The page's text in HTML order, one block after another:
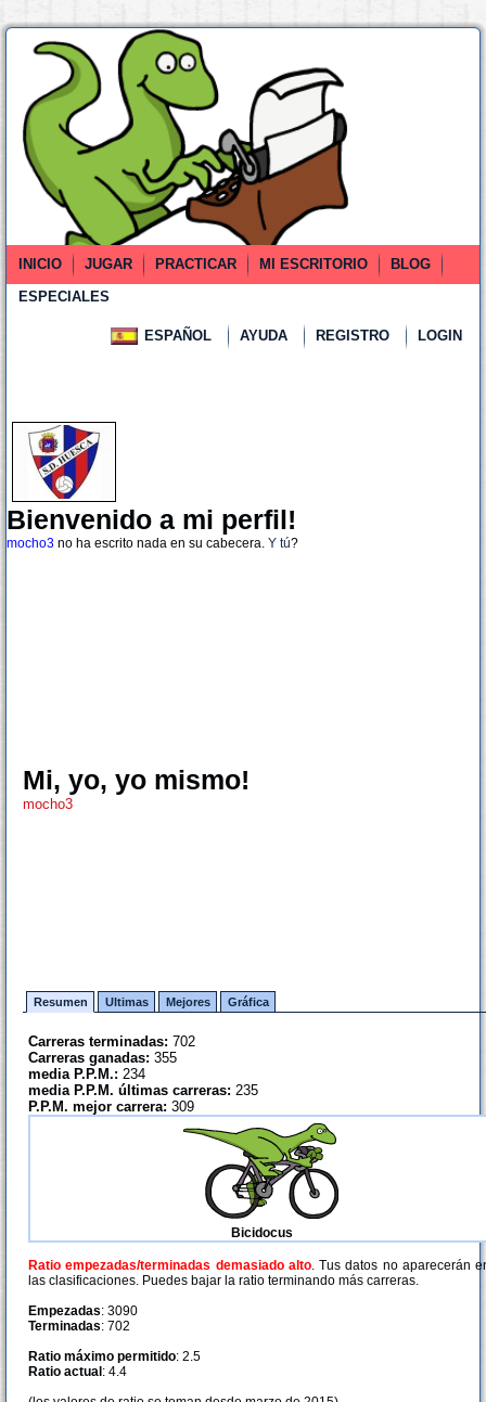
INICIO JUGAR PRACTICAR MI ESCRITORIO
BLOG
ESPECIALES
ESPAÑOL AYUDA REGISTRO LOGIN
Bienvenido a mi perfil!
mocho3 no ha escrito nada en su cabecera. Y tú?
Mi, yo, yo mismo!
mocho3
Resumen Ultimas Mejores Gráfica
Carreras terminadas: 702
Carreras ganadas: 355
media P.P.M.: 234
media P.P.M. últimas carreras: 235
P.P.M. mejor carrera: 309
Bicidocus
Ratio empezadas/terminadas demasiado alto. Tus datos no aparecerán
las clasificaciones. Puedes bajar la ratio terminando más carreras.
Empezadas: 3090
Terminadas: 702
Ratio máximo permitido: 2.5
Ratio actual : 4.4